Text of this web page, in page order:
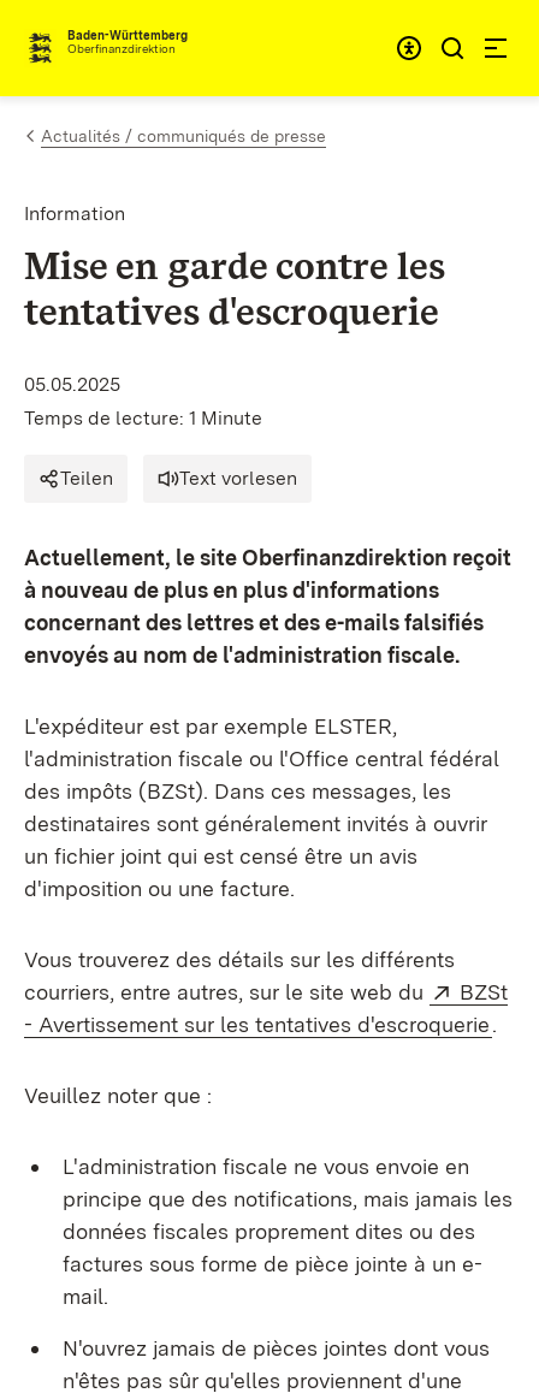
Passer au contenu
Baden-Württemberg
Oberfinanzdirektion
Actualités / communiqués de presse
Information
Mise en garde contre les
tentatives d'escroquerie
05.05.2025
Temps de lecture: 1 Minute
Teilen Text vorlesen
Actuellement, le site Oberfinanzdirektion reçoit
à nouveau de plus en plus d'informations
concernant des lettres et des e-mails falsifiés
envoyés au nom de l'administration fiscale.
L'expéditeur est par exemple ELSTER,
l'administration fiscale ou l'Office central fédéral
des impôts (BZSt). Dans ces messages, les
destinataires sont généralement invités à ouvrir
un fichier joint qui est censé être un avis
d'imposition ou une facture.
Vous trouverez des détails sur les différents
courriers, entre autres, sur le site web du
Externe:
BZSt
- Avertissement sur les tentatives d'escroquerie.
Veuillez noter que :
L'administration fiscale ne vous envoie en
principe que des notifications, mais jamais les
données fiscales proprement dites ou des
factures sous forme de pièce jointe à un e-
mail.
N'ouvrez jamais de pièces jointes dont vous
n'êtes pas sûr qu'elles proviennent d'une